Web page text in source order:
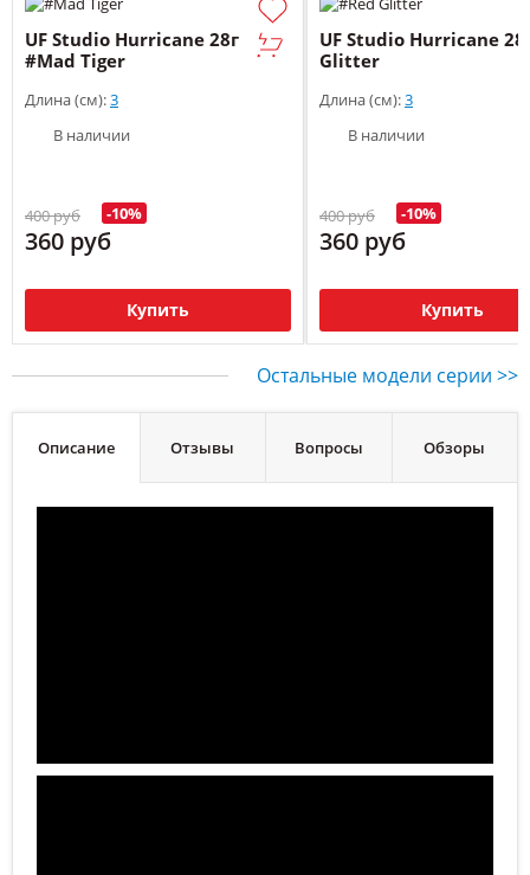
UF Studio Hurricane 28г
#Mad Tiger
Длина (см):3
В наличии
400 руб -10%
360 руб
Купить
UF Studio Hurricane
Glitter
Длина (см):3
В наличии
400 руб -10%
360 руб
Купить
Остальные модели серии >>
Описание Отзывы Вопросы Обзоры